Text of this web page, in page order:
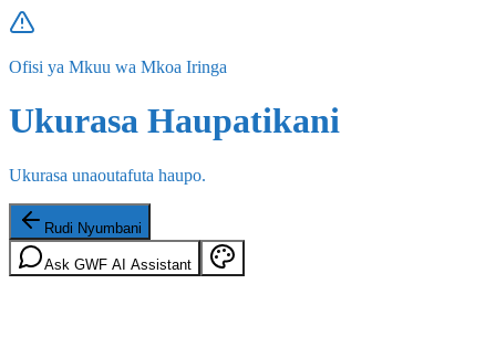
Ofisi ya Mkuu wa Mkoa Iringa
Ukurasa Haupatikani
Ukurasa unaoutafuta haupo.
Rudi Nyumbani
Ask GWF AI Assistant